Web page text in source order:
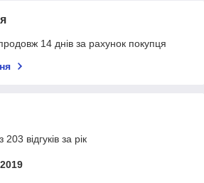
14 днів за рахунок покупця
відгуків за рік